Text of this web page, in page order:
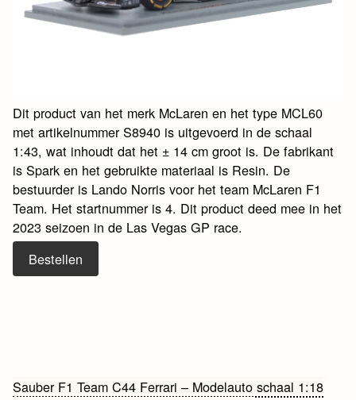
Dit product van het merk McLaren en het type MCL60
met artikelnummer S8940 is uitgevoerd in de schaal
1:43, wat inhoudt dat het ± 14 cm groot is. De fabrikant
is Spark en het gebruikte materiaal is Resin. De
bestuurder is Lando Norris voor het team McLaren F1
Team. Het startnummer is 4. Dit product deed mee in het
2023 seizoen in de Las Vegas GP race.
Bestellen
Bericht
Sauber F1 Team C44 Ferrari – Modelauto schaal 1:18